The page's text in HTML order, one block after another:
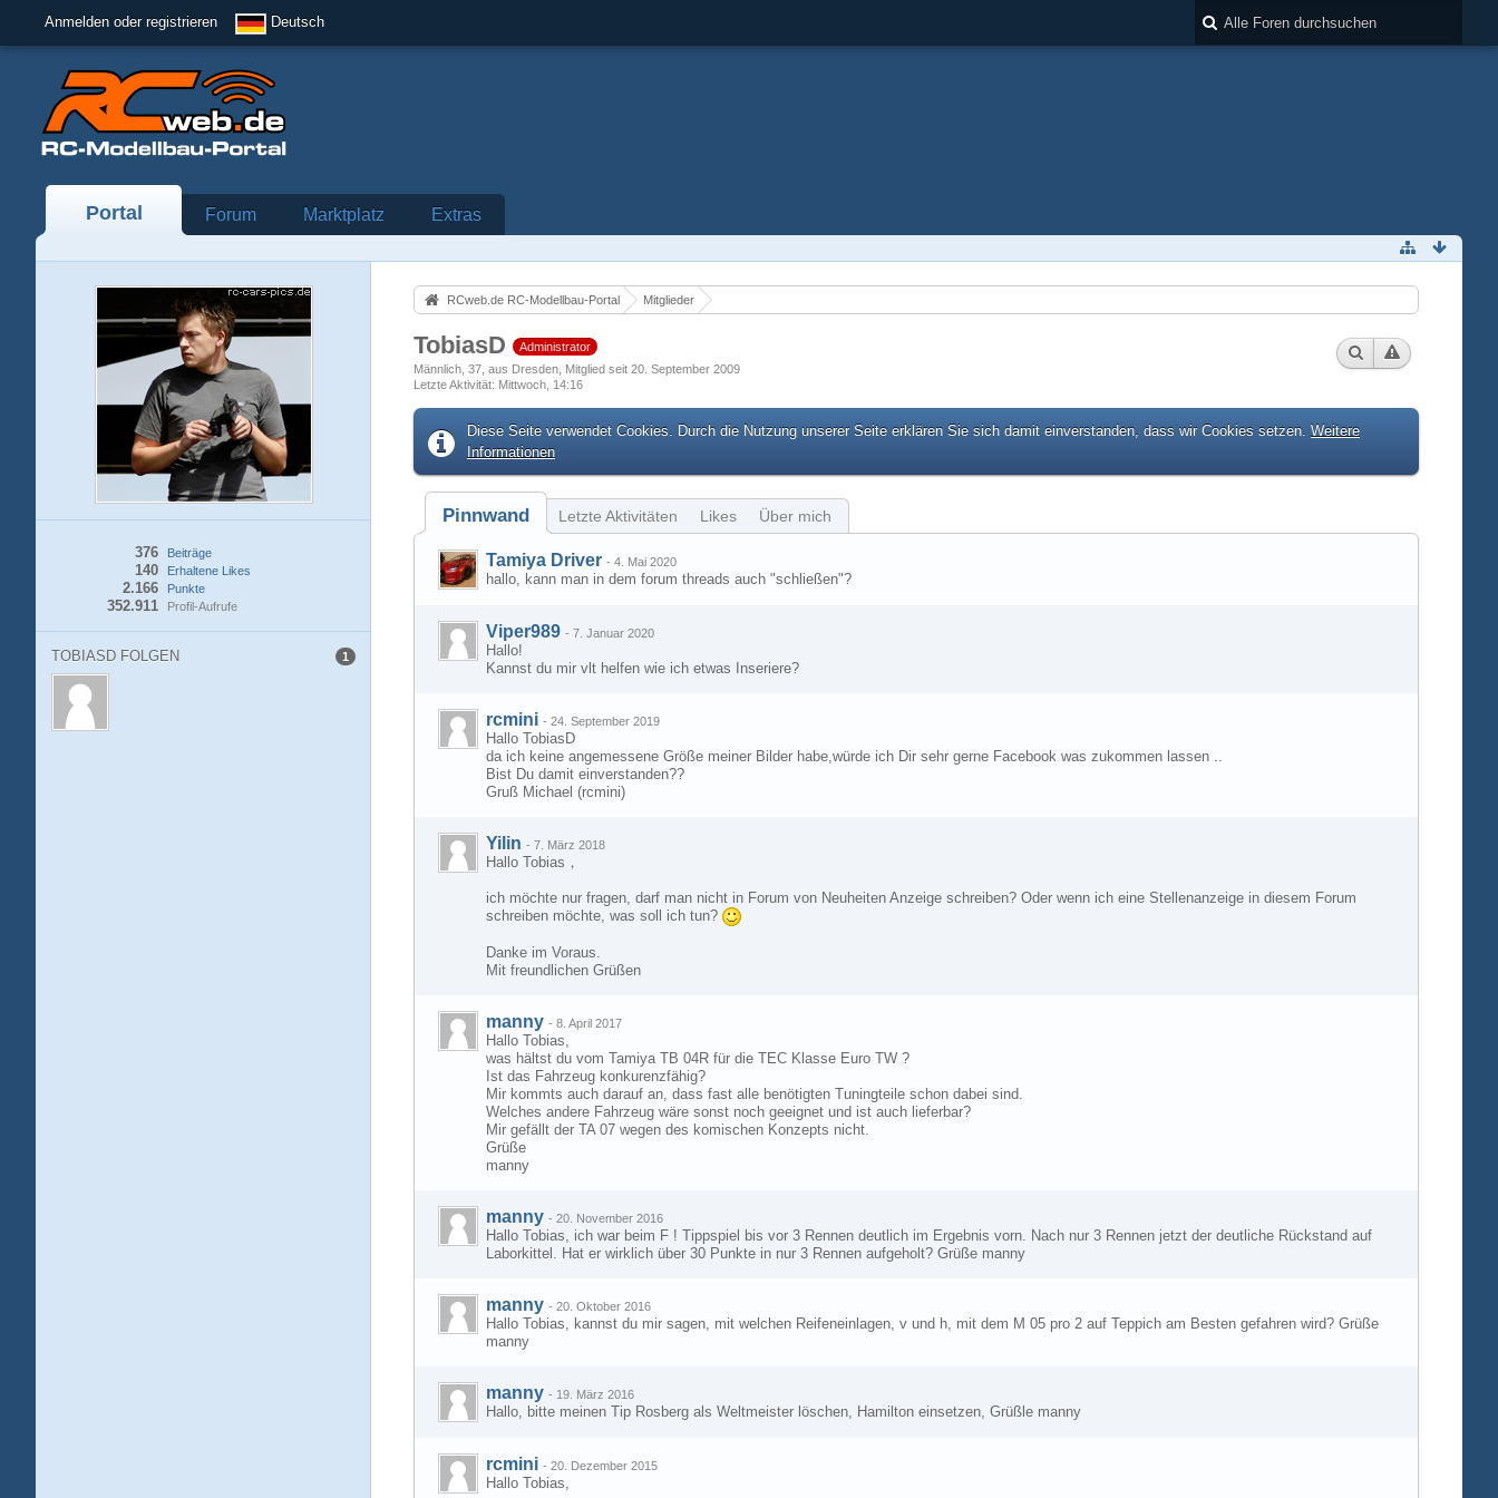
Anmelden oder registrieren Deutsch
Portal Forum Marktplatz Extras
Beiträge
376
Erhaltene Likes
140
Punkte
2.166
Profil-Aufrufe
352.911
TOBIASD FOLGEN 1
RCweb.de RC-Modellbau-Portal Mitglieder
TobiasD
Administrator
Männlich 37 aus Dresden Mitglied seit 20. September 2009
Letzte Aktivität Mittwoch, 14:16
Diese Seite verwendet Cookies. Durch die Nutzung unserer Seite erklären Sie sich damit einverstanden, dass wir Cookies setzen. Weitere
Informationen
Pinnwand Letzte Aktivitäten Likes Über mich
Tamiya Driver - 4. Mai 2020
hallo, kann man in dem forum threads auch "schließen"?
Viper989 - 7. Januar 2020
Hallo!
Kannst du mir vlt helfen wie ich etwas Inseriere?
rcmini - 24. September 2019
Hallo TobiasD
da ich keine angemessene Größe meiner Bilder habe,würde ich Dir sehr gerne Facebook was zukommen lassen ..
Bist Du damit einverstanden??
Gruß Michael (rcmini)
Yilin - 7. März 2018
Hallo Tobias，
ich möchte nur fragen, darf man nicht in Forum von Neuheiten Anzeige schreiben? Oder wenn ich eine Stellenanzeige in diesem Forum
schreiben möchte, was soll ich tun?
Danke im Voraus.
Mit freundlichen Grüßen
manny - 8. April 2017
Hallo Tobias,
was hältst du vom Tamiya TB 04R für die TEC Klasse Euro TW ?
Ist das Fahrzeug konkurenzfähig?
Mir kommts auch darauf an, dass fast alle benötigten Tuningteile schon dabei sind.
Welches andere Fahrzeug wäre sonst noch geeignet und ist auch lieferbar?
Mir gefällt der TA 07 wegen des komischen Konzepts nicht.
Grüße
manny
manny - 20. November 2016
Hallo Tobias, ich war beim F ! Tippspiel bis vor 3 Rennen deutlich im Ergebnis vorn. Nach nur 3 Rennen jetzt der deutliche Rückstand auf
Laborkittel. Hat er wirklich über 30 Punkte in nur 3 Rennen aufgeholt? Grüße manny
manny - 20. Oktober 2016
Hallo Tobias, kannst du mir sagen, mit welchen Reifeneinlagen, v und h, mit dem M 05 pro 2 auf Teppich am Besten gefahren wird? Grüße
manny
manny - 19. März 2016
Hallo, bitte meinen Tip Rosberg als Weltmeister löschen, Hamilton einsetzen, Grüßle manny
rcmini - 20. Dezember 2015
Hallo Tobias,